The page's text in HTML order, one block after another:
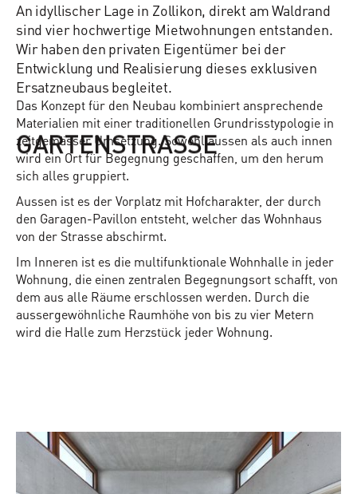
GARTENSTRASSE
An idyllischer Lage in Zollikon, direkt am Waldrand
sind vier hochwertige Mietwohnungen entstanden.
Wir haben den privaten Eigentümer bei der
Entwicklung und Realisierung dieses exklusiven
Ersatzneubaus begleitet.
Das Konzept für den Neubau kombiniert ansprechende
Materialien mit einer traditionellen Grundrisstypologie in
zeitgemässer Umsetzung. Sowohl aussen als auch innen
wird ein Ort für Begegnung geschaffen, um den herum
sich alles gruppiert.
Aussen ist es der Vorplatz mit Hofcharakter, der durch
den Garagen-Pavillon entsteht, welcher das Wohnhaus
von der Strasse abschirmt.
Im Inneren ist es die multifunktionale Wohnhalle in jeder
Wohnung, die einen zentralen Begegnungsort schafft, von
dem aus alle Räume erschlossen werden. Durch die
aussergewöhnliche Raumhöhe von bis zu vier Metern
wird die Halle zum Herzstück jeder Wohnung.